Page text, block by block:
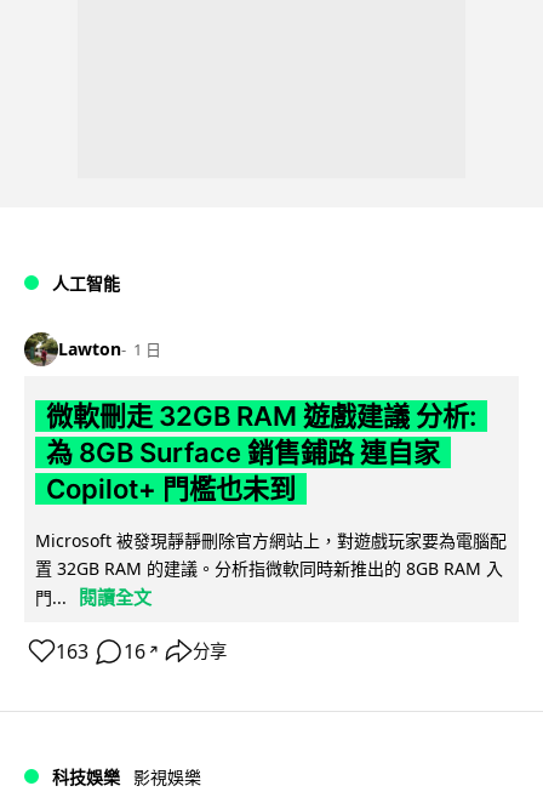
人工智能
Lawton 1 日
微軟刪走 32GB RAM 遊戲建議 分析:
為 8GB Surface 銷售鋪路 連自家
Copilot+ 門檻也未到
Microsoft 被發現靜靜刪除官方網站上，對遊戲玩家要為電腦配
置 32GB RAM 的建議。分析指微軟同時新推出的 8GB RAM 入
門...
閱讀全文
163 16 ↗ 分享
科技娛樂 影視娛樂